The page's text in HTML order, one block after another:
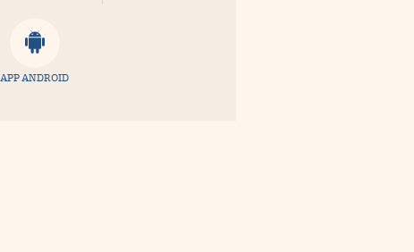
APP ANDROID